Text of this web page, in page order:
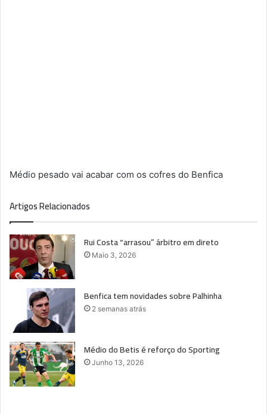
Médio pesado vai acabar com os cofres do Benfica
Artigos Relacionados
Rui Costa “arrasou” árbitro em direto
Maio 3, 2026
Benfica tem novidades sobre Palhinha
2 semanas atrás
Médio do Betis é reforço do Sporting
Junho 13, 2026